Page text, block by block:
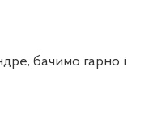
бачимо гарно і